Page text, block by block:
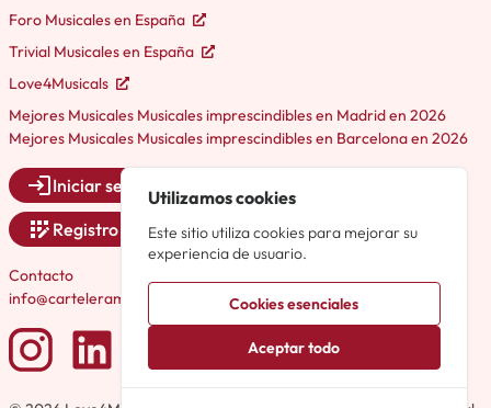
Foro Musicales en España
Trivial Musicales en España
Love4Musicals
Mejores Musicales Musicales imprescindibles en Madrid en 2026
Mejores Musicales Musicales imprescindibles en Barcelona en 2026
Iniciar sesión
Registro
Contacto
info@carteleramusicales.es
Utilizamos cookies
Este sitio utiliza cookies para mejorar su
experiencia de usuario.
Cookies esenciales
Aceptar todo